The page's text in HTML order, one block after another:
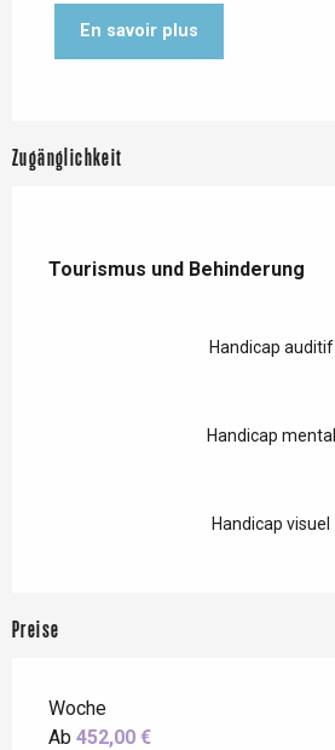
En savoir plus
Zugänglichkeit
Tourismus und Behinderung
Tourismus und Behinderung
Handicap auditif
Handicap mental
Handicap visuel
Preise
Woche
Ab 452,00 €